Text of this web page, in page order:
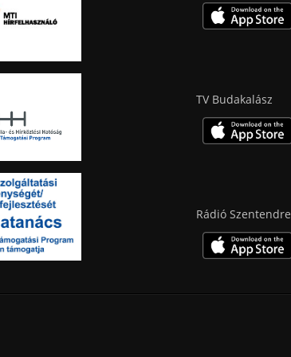
TV Budakalász
Rádió Szentendre